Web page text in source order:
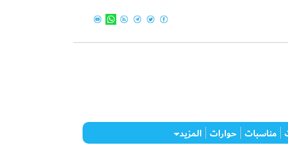
مناسبات حوارات المزيد